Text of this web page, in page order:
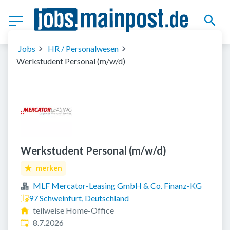
Jobs
HR / Personalwesen
Werkstudent Personal (m/w/d)
Werkstudent Personal (m/w/d)
merken
MLF Mercator-Leasing GmbH & Co. Finanz-KG
97 Schweinfurt, Deutschland
teilweise Home-Office
Veröffentlicht
8.7.2026